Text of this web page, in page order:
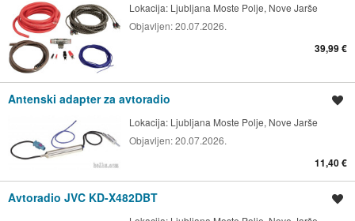
Lokacija: Ljubljana Moste Polje, Nove Jarše
Objavljen:20.07.2026.
39,99 €
Antenski adapter za avtoradio
Lokacija: Ljubljana Moste Polje, Nove Jarše
Objavljen:20.07.2026.
11,40 €
Avtoradio JVC KD-X482DBT